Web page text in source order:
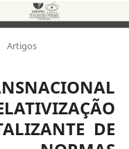
Artigos
DE